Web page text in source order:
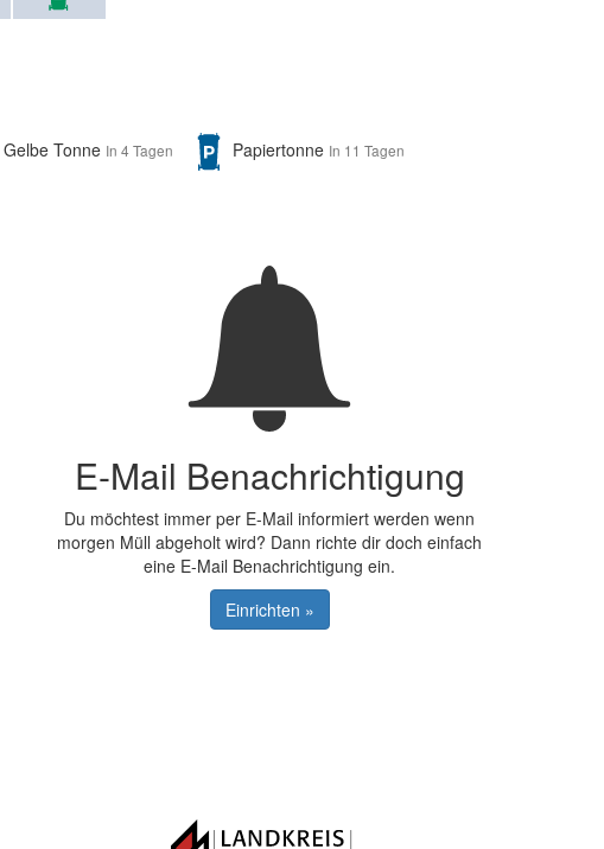
Gelbe Tonne In 4 Tagen Papiertonne In 11 Tagen
E-Mail Benachrichtigung
Du möchtest immer per E-Mail informiert werden wenn
morgen Müll abgeholt wird? Dann richte dir doch einfach
eine E-Mail Benachrichtigung ein.
Einrichten »